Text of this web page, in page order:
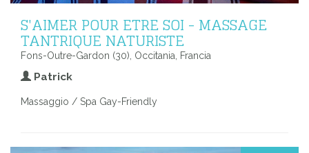
S'AIMER POUR ETRE SOI - MASSAGE
TANTRIQUE NATURISTE
Fons-Outre-Gardon (30), Occitania, Francia
Patrick
Massaggio / Spa Gay-Friendly